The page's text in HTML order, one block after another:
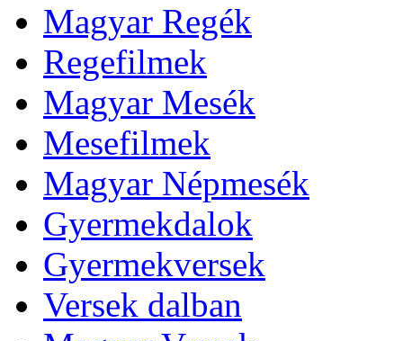
Magyar Regék
Regefilmek
Magyar Mesék
Mesefilmek
Magyar Népmesék
Gyermekdalok
Gyermekversek
Versek dalban